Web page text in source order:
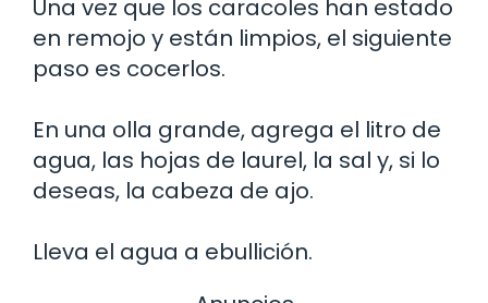
Una vez que los caracoles han estado
en remojo y están limpios, el siguiente
paso es cocerlos.
En una olla grande, agrega el litro de
agua, las hojas de laurel, la sal y, si lo
deseas, la cabeza de ajo.
Lleva el agua a ebullición.